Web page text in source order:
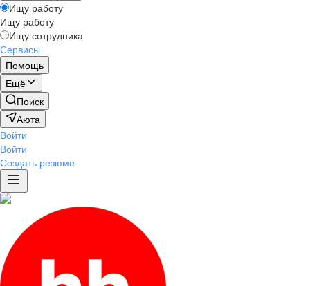
Ищу работу
Ищу работу
Ищу сотрудника
Сервисы
Помощь
Ещё
Поиск
Аюта
Войти
Войти
Создать резюме